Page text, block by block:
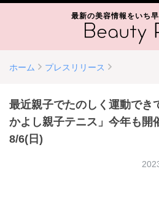
最新の美容情報をいち早
ホーム プレスリリース
最近親子でたのしく運動でき
かよし親子テニス」今年も開
8/6(日)